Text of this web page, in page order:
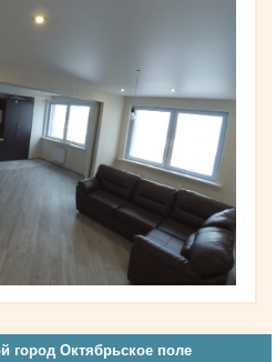
город Октябрьское поле